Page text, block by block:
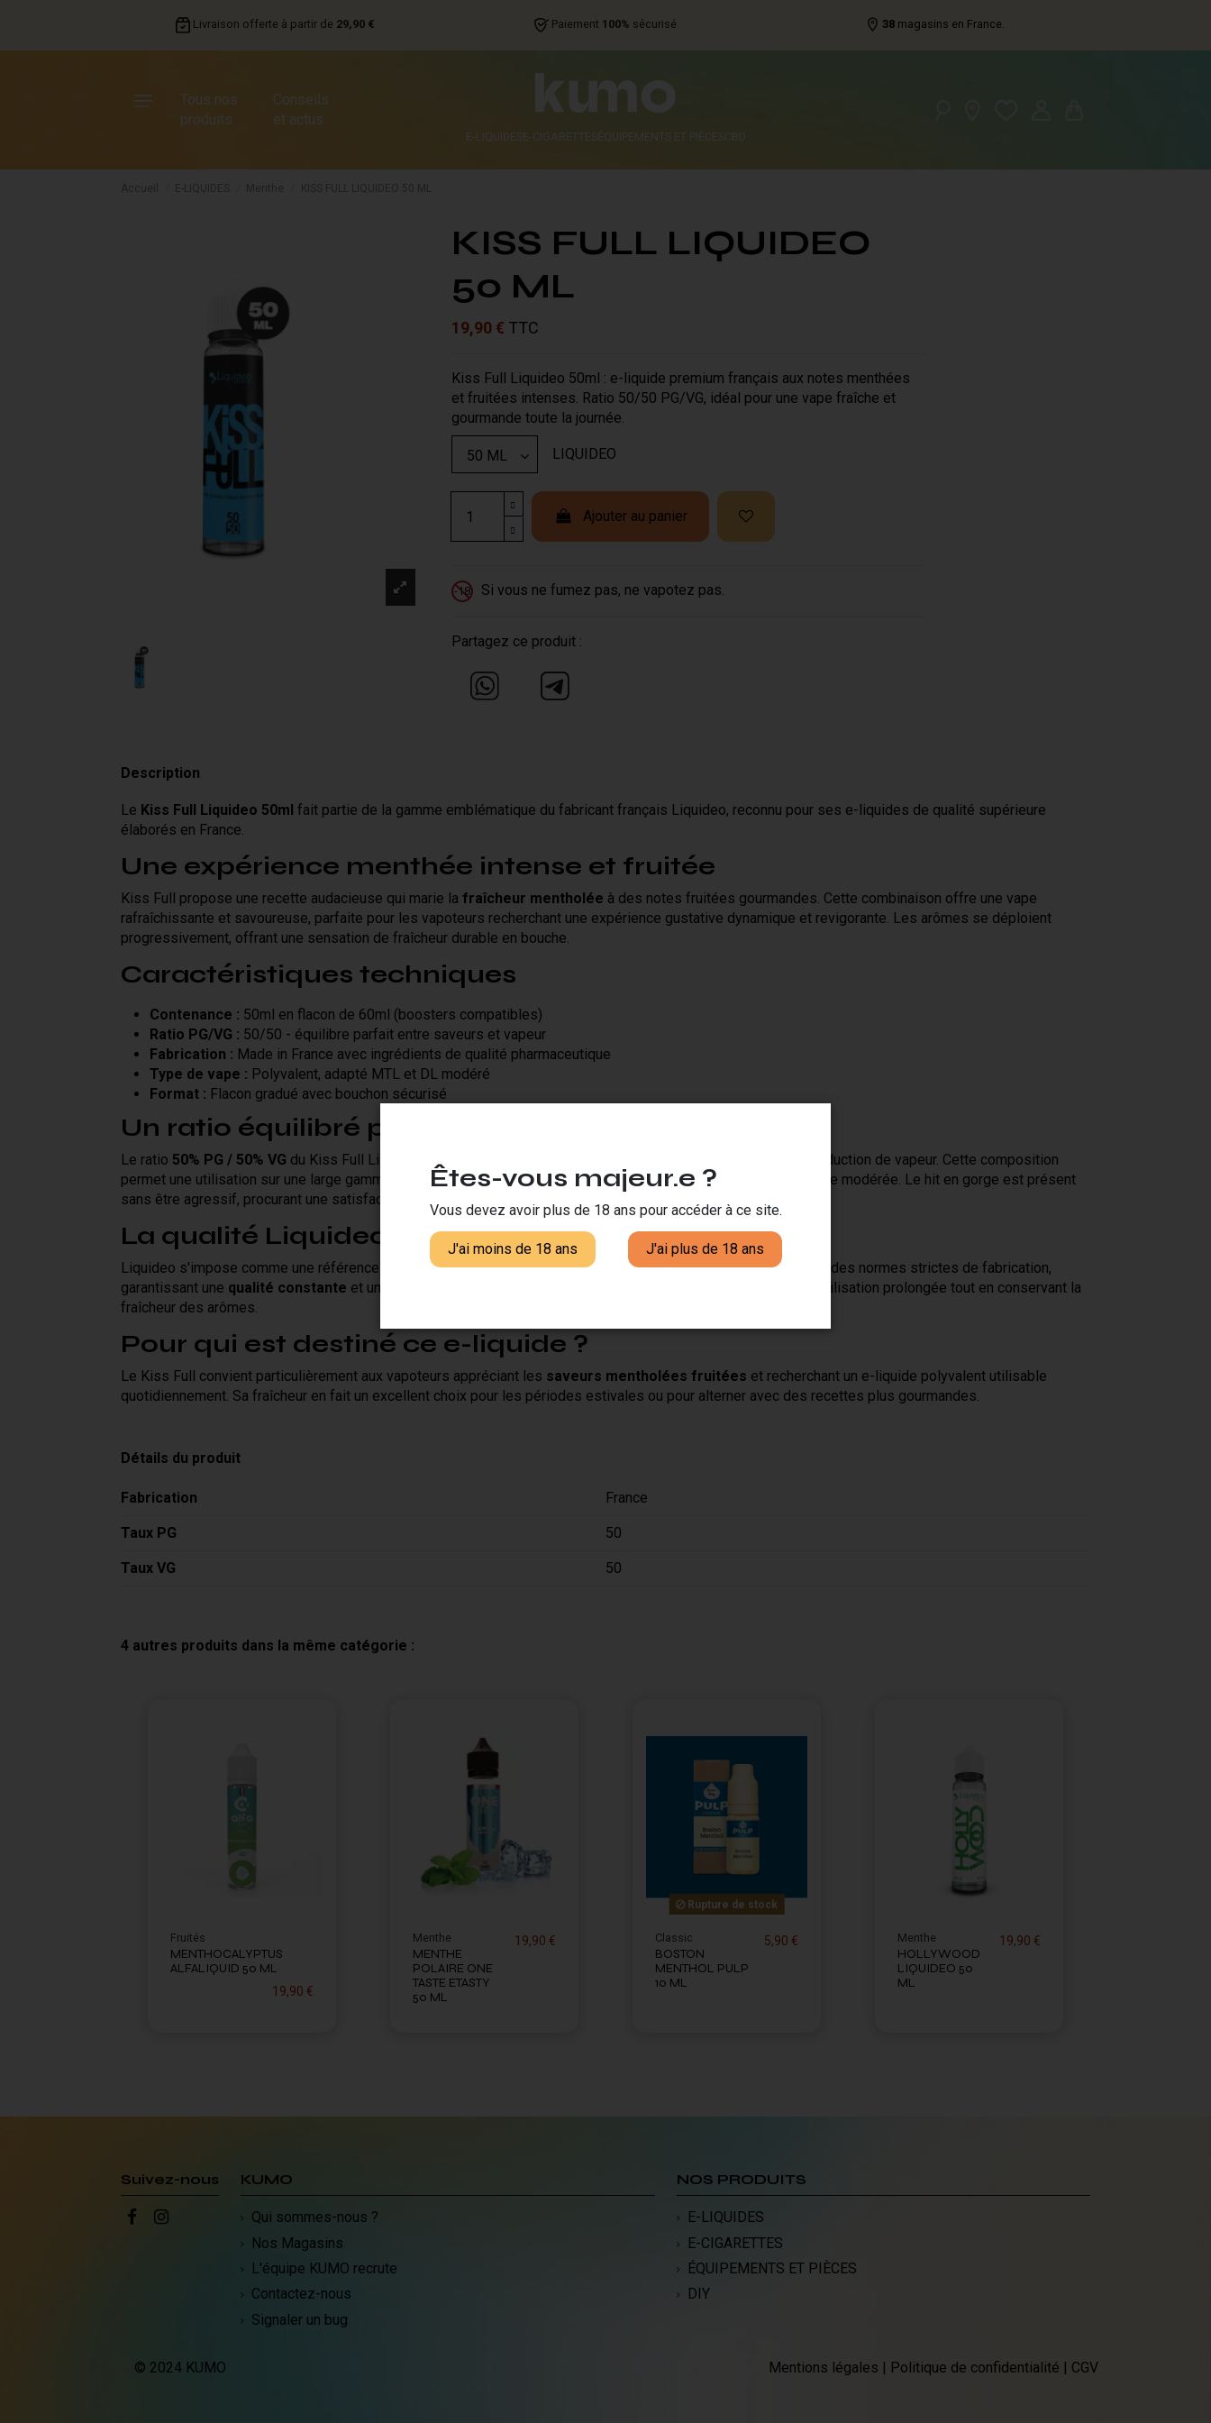
Livraison offerte à partir de 29,90 € Paiement 100% sécurisé 38 magasins en France.
Tous nos
produits
Conseils
et actus
E-LIQUIDESE-CIGARETTES ÉQUIPEMENTS ET PIÈCES CBD
KISS FULL LIQUIDEO
50 ML
19,90 € TTC
Kiss Full Liquideo 50ml : e-liquide premium français aux notes menthées
et fruitées intenses. Ratio 50/50 PG/VG, idéal pour une vape fraîche et
gourmande toute la journée.
LIQUIDEO
Ajouter au panier
-18 Si vous ne fumez pas, ne vapotez pas.
Partagez ce produit :
Description
Le Kiss Full Liquideo 50ml fait partie de la gamme emblématique du fabricant français Liquideo, reconnu pour ses e-liquides de qualité supérieure
élaborés en France.
Une expérience menthée intense et fruitée
Kiss Full propose une recette audacieuse qui marie la fraîcheur mentholée à des notes fruitées gourmandes. Cette combinaison offre une vape
rafraîchissante et savoureuse, parfaite pour les vapoteurs recherchant une expérience gustative dynamique et revigorante. Les arômes se déploient
progressivement, offrant une sensation de fraîcheur durable en bouche.
Caractéristiques techniques
Contenance : 50ml en flacon de 60ml (boosters compatibles)
Ratio PG/VG : 50/50 - équilibre parfait entre saveurs et vapeur
Fabrication : Made in France avec ingrédients de qualité pharmaceutique
Type de vape : Polyvalent, adapté MTL et DL modéré
Format : Flacon gradué avec bouchon sécurisé
Un ratio équilibré pour tous les profils
Le ratio 50% PG / 50% VG du Kiss Full Liquideo offre le meilleur compromis entre restitution des arômes et production de vapeur. Cette composition
permet une utilisation sur une large gamme de matériels, des pods compacts aux box électroniques de puissance modérée. Le hit en gorge est présent
sans être agressif, procurant une satisfaction optimale.
La qualité Liquideo
Liquideo s'impose comme une référence dans l'univers de la vape française. Chaque e-liquide est élaboré selon des normes strictes de fabrication,
garantissant une qualité constante et une traçabilité complète des ingrédients. Le flacon de 50ml permet une utilisation prolongée tout en conservant la
fraîcheur des arômes.
Pour qui est destiné ce e-liquide ?
Le Kiss Full convient particulièrement aux vapoteurs appréciant les saveurs mentholées fruitées et recherchant un e-liquide polyvalent utilisable
quotidiennement. Sa fraîcheur en fait un excellent choix pour les périodes estivales ou pour alterner avec des recettes plus gourmandes.
Détails du produit
Fabrication France
Taux PG 50
Taux VG 50
4 autres produits dans la même catégorie :
Fruités
MENTHOCALYPTUS
ALFALIQUID 50 ML
19,90 €
Menthe
MENTHE
POLAIRE ONE
TASTE ETASTY
50 ML
19,90 €
Rupture de stock
Classic
BOSTON
MENTHOL PULP
10 ML
5,90 € Menthe
HOLLYWOOD
LIQUIDEO 50
ML
19,90 €
Suivez-nous KUMO
Qui sommes-nous ?
Nos Magasins
L'équipe KUMO recrute
Contactez-nous
Signaler un bug
NOS PRODUITS
E-LIQUIDES
E-CIGARETTES
ÉQUIPEMENTS ET PIÈCES
DIY
© 2024 KUMO Mentions légales | Politique de confidentialité | CGV
Êtes-vous majeur.e ?
Vous devez avoir plus de 18 ans pour accéder à ce site.
J'ai moins de 18 ans J'ai plus de 18 ans